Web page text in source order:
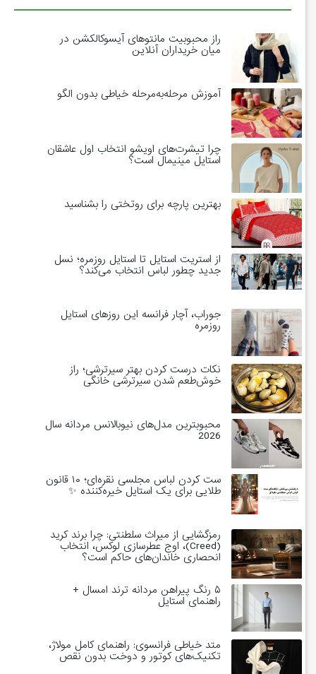
راز محبوبیت مانتوهای آیسوکالکشن در
میان خریداران آنلاین
آموزش مرحله‌به‌مرحله خیاطی بدون الگو
چرا تیشرت‌های اویشو انتخاب اول عاشقان
استایل مینیمال است؟
بهترین پارچه برای روتختی را بشناسید
از استریت استایل تا استایل روزمره؛ نسل
جدید چطور لباس انتخاب می‌کند؟
جوراب، آچار فرانسه این روزهای استایل
روزمره
نکات درست کردن بهتر سیرترشی؛ راز
خوش‌طعم شدن سیرترشی خانگی
محبوبترین مدل‌های نیوبالانس مردانه سال
2026
ست کردن لباس مجلسی نقره‌ای؛ ۱۰ قانون
طلایی برای یک استایل خیره‌کننده ✨
رمزگشایی از میراث سلطنتی: چرا برند کرید
(Creed)، اوج عطرسازی لوکس، انتخاب
انحصاری خاندان‌های حاکم است؟
۵ رنگ پیراهن مردانه ترند امسال +
راهنمای استایل
متد خیاطی فرانسوی: راهنمای کامل مولاژ،
تکنیک‌های کوتور و دوخت بدون نقص